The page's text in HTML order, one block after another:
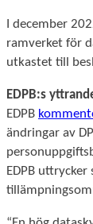
I december
ramverket för
utkastet till
EDPB:s
EDPB
ändringar av
EDPB